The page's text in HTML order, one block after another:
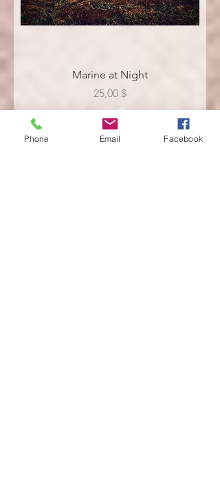
Marine at Night
Цена
25,00 $
Phone Email Facebook